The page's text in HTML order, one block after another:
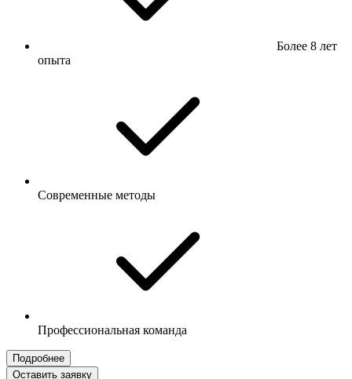
Более 8 лет
опыта
Современные методы
Профессиональная команда
Подробнее
Оставить заявку